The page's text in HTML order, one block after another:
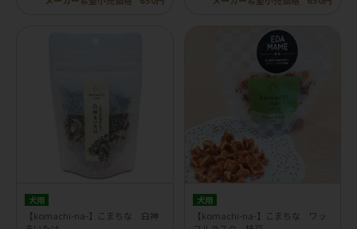
犬用
【komachi-na-】こまちな 白神
犬用
【komachi-na-】こまちな ワッ